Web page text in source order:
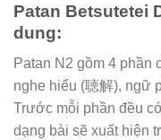
Patan Betsutetei
dung:
Patan N2 gồm 4 phần
nghe hiểu (聴解), ngữ
Trước mỗi phần đều
dạng bài sẽ xuất hiện